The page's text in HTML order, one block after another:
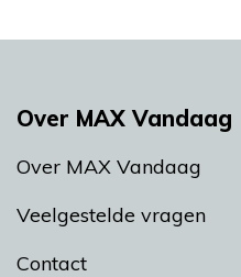
Over MAX Vandaag
Over MAX Vandaag
Veelgestelde vragen
Contact